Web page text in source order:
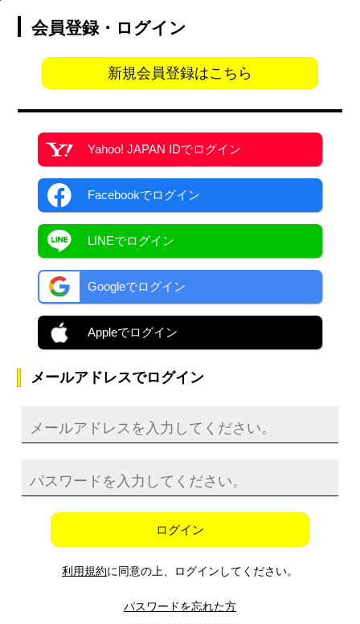
会員登録・ログイン
新規会員登録はこちら
Yahoo! JAPAN IDでログイン
Facebookでログイン
LINEでログイン
Googleでログイン
Appleでログイン
メールアドレスでログイン
ログイン
利用規約に同意の上、ログインしてください。
パスワードを忘れた方